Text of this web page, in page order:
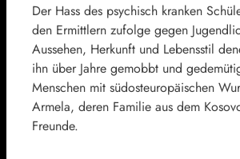
Der Hass des psychisch kranken
den Ermittlern zufolge gegen
Aussehen, Herkunft und Lebensstil
ihn über Jahre gemobbt und
Menschen mit südosteuropäischen
Armela, deren Familie aus dem
Freunde.